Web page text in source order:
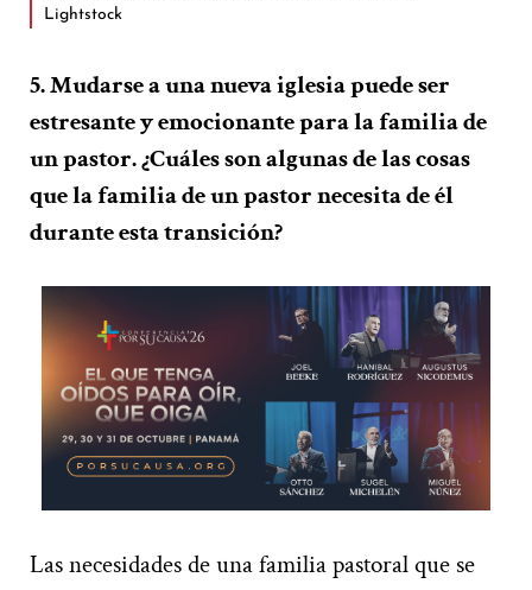
Lightstock
5. Mudarse a una nueva iglesia puede ser
estresante y emocionante para la familia de
un pastor. ¿Cuáles son algunas de las cosas
que la familia de un pastor necesita de él
durante esta transición?
Las necesidades de una familia pastoral que se